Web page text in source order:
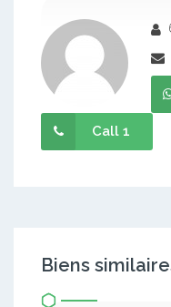
Call 1
Biens